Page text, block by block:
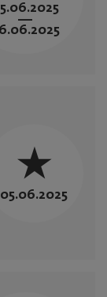
—
05.06.2025